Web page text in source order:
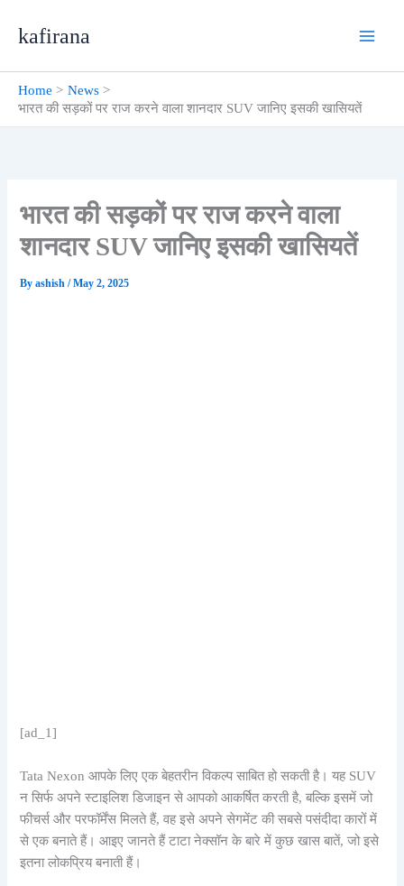
kafirana
Home
News
भारत की सड़कों पर राज करने वाला शानदार SUV जानिए इसकी खासियतें
भारत की सड़कों पर राज करने वाला
शानदार SUV जानिए इसकी खासियतें
Byashish/May 2, 2025
[ad_1]
Tata Nexon आपके लिए एक बेहतरीन विकल्प साबित हो सकती है। यह SUV
न सिर्फ अपने स्टाइलिश डिजाइन से आपको आकर्षित करती है, बल्कि इसमें जो
फीचर्स और परफॉर्मेंस मिलते हैं, वह इसे अपने सेगमेंट की सबसे पसंदीदा कारों में
से एक बनाते हैं। आइए जानते हैं टाटा नेक्सॉन के बारे में कुछ खास बातें, जो इसे
इतना लोकप्रिय बनाती हैं।